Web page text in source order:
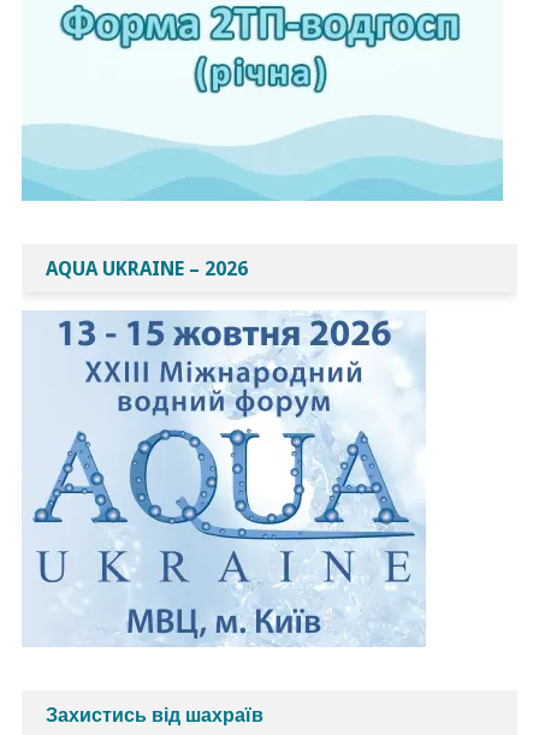
AQUA UKRAINE – 2026
Захистись від шахраїв